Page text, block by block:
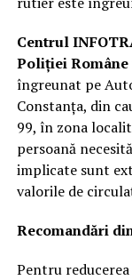
Centrul
Poliției Române
îngreunat pe
Constanța, din
99, în zona
persoană
implicate sunt
valorile de
Recomandări
Pentru